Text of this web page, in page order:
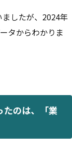
したが、2024年
タからわかりま
たのは、「業